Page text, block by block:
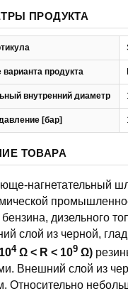
ПРОДУКТА
варианта продукта
внутренний диаметр
[бар]
ТОВАРА
нагнетательный
дизельного
слой из черной,
4Ω < R < 109Ω)
Внешний слой из
Относительно